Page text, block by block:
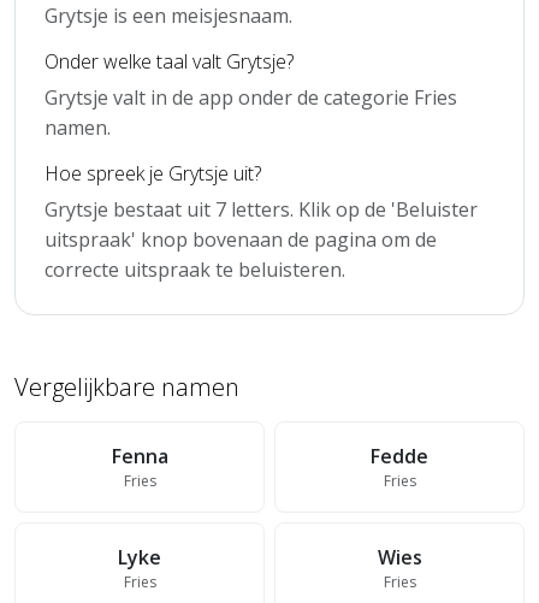
Grytsje is een meisjesnaam.
Onder welke taal valt Grytsje?
Grytsje valt in de app onder de categorie Fries
namen.
Hoe spreek je Grytsje uit?
Grytsje bestaat uit 7 letters. Klik op de 'Beluister
uitspraak' knop bovenaan de pagina om de
correcte uitspraak te beluisteren.
Vergelijkbare namen
Fenna
Fries
Fedde
Fries
Lyke
Fries
Wies
Fries